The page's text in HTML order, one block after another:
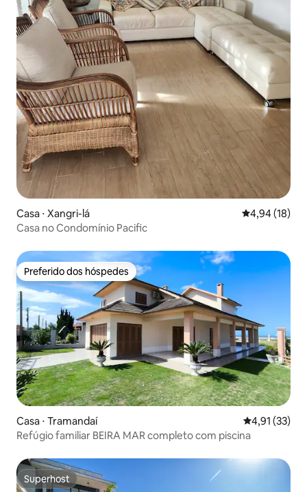
Casa ⋅ Xangri-lá 4,94 de uma
4,94 (18)
Casa no Condomínio Pacific
Preferido dos hóspedes
Preferido dos hóspedes
Casa ⋅ Tramandaí 4,91 de uma
4,91 (33)
Refúgio familiar BEIRA MAR completo com piscina
Superhost
Superhost